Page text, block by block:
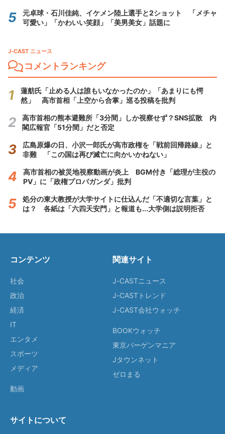
元卓球・石川佳純、イケメン陸上選手と2ショット 「メチャ
可愛い」「かわいい笑顔」「美男美女」話題に
J-CAST ニュース
コメントランキング
蓮舫氏「止める人は誰もいなかったのか」「あまりにも愕
然」 高市首相「上空から合掌」巡る投稿を批判
高市首相の熊本避難所「3分間」しか視察せず？SNS拡散 内
閣広報官「51分間」だと否定
広島原爆の日、小沢一郎氏が高市政権を「戦前回帰路線」と
非難 「この国は再び滅亡に向かいかねない」
高市首相の被災地視察動画が炎上 BGM付き「総理が主役の
PV」に「政権プロパガンダ」批判
処分の東大教授が大学サイトに仕込んだ「不適切な言葉」と
は？ 各紙は「六四天安門」と報道も...大学側は説明拒否
コンテンツ
社会
政治
経済
IT
エンタメ
スポーツ
メディア
動画
関連サイト
J-CASTニュース
J-CASTトレンド
J-CAST会社ウォッチ
BOOKウォッチ
東京バーゲンマニア
Jタウンネット
ゼロまる
サイトについて